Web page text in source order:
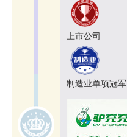
上市公司
制造业单项冠军